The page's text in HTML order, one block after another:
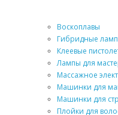
Воскоплавы
Гибридные
Клеевые
Лампы для
Массажное
Машинки для
Машинки для
Плойки для